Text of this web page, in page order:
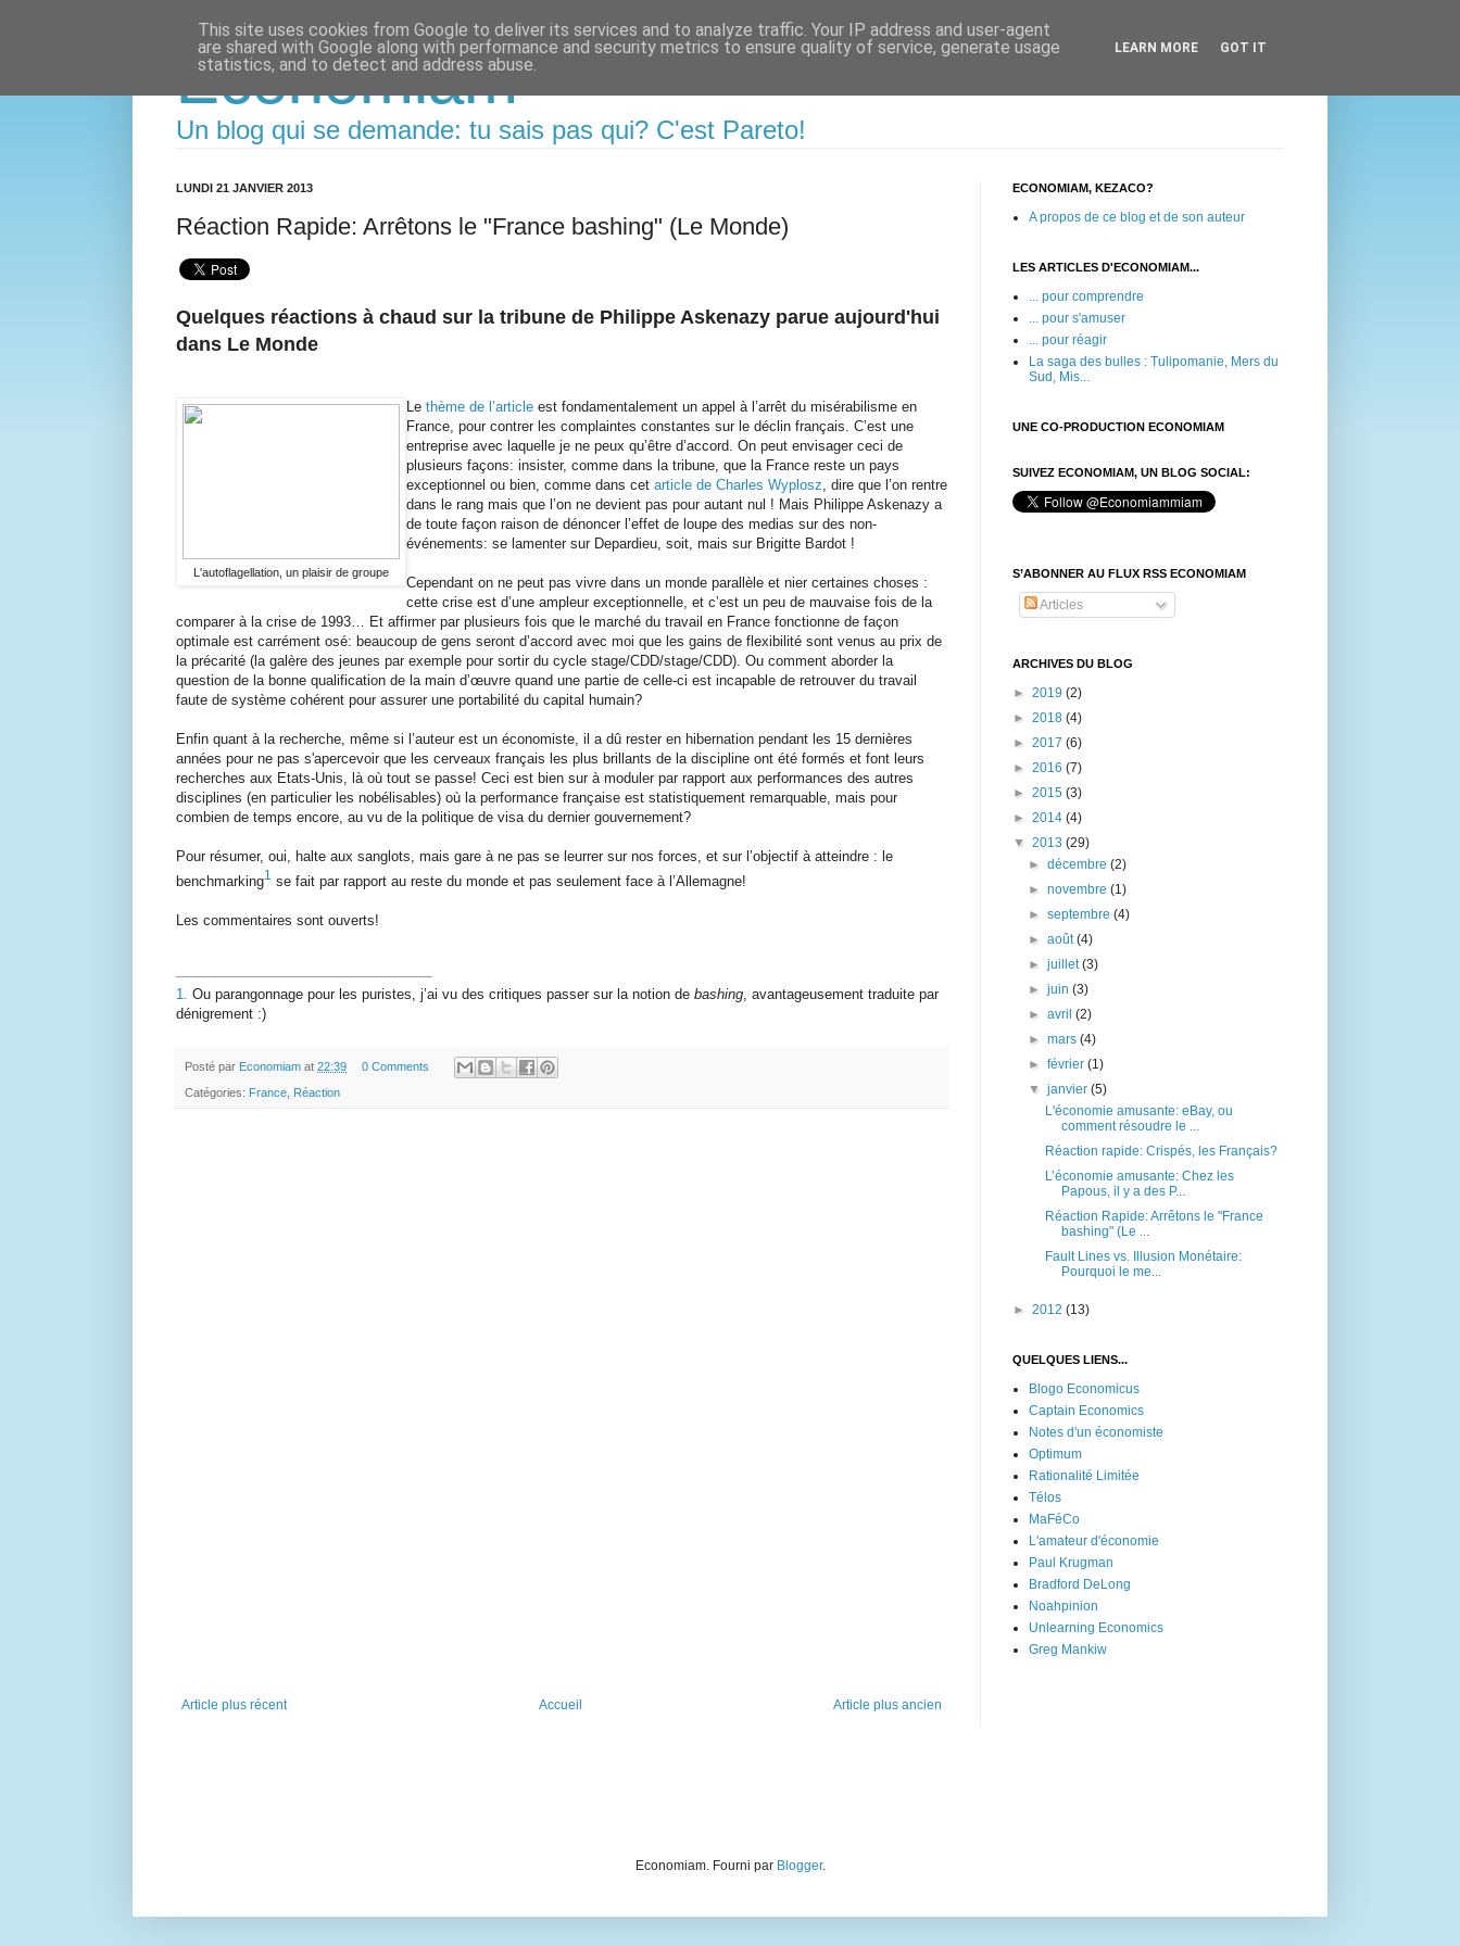
Economiam
Un blog qui se demande: tu sais pas qui? C'est Pareto!
LUNDI 21 JANVIER 2013
Réaction Rapide: Arrêtons le "France bashing" (Le Monde)
Quelques réactions à chaud sur la tribune de Philippe Askenazy parue aujourd'hui
dans Le Monde
L'autoflagellation, un plaisir de groupe
Le thème de l’article est fondamentalement un appel à l’arrêt du misérabilisme en
France, pour contrer les complaintes constantes sur le déclin français. C’est une
entreprise avec laquelle je ne peux qu’être d’accord. On peut envisager ceci de
plusieurs façons: insister, comme dans la tribune, que la France reste un pays
exceptionnel ou bien, comme dans cet article de Charles Wyplosz , dire que l’on rentre
dans le rang mais que l’on ne devient pas pour autant nul ! Mais Philippe Askenazy a
de toute façon raison de dénoncer l’effet de loupe des medias sur des non-
événements: se lamenter sur Depardieu, soit, mais sur Brigitte Bardot !
Cependant on ne peut pas vivre dans un monde parallèle et nier certaines choses :
cette crise est d’une ampleur exceptionnelle, et c’est un peu de mauvaise fois de la
comparer à la crise de 1993… Et affirmer par plusieurs fois que le marché du travail en France fonctionne de façon
optimale est carrément osé: beaucoup de gens seront d’accord avec moi que les gains de flexibilité sont venus au prix de
la précarité (la galère des jeunes par exemple pour sortir du cycle stage/CDD/stage/CDD). Ou comment aborder la
question de la bonne qualification de la main d’œuvre quand une partie de celle-ci est incapable de retrouver du travail
faute de système cohérent pour assurer une portabilité du capital humain?
Enfin quant à la recherche, même si l’auteur est un économiste, il a dû rester en hibernation pendant les 15 dernières
années pour ne pas s'apercevoir que les cerveaux français les plus brillants de la discipline ont été formés et font leurs
recherches aux Etats-Unis, là où tout se passe! Ceci est bien sur à moduler par rapport aux performances des autres
disciplines (en particulier les nobélisables) où la performance française est statistiquement remarquable, mais pour
combien de temps encore, au vu de la politique de visa du dernier gouvernement?
Pour résumer, oui, halte aux sanglots, mais gare à ne pas se leurrer sur nos forces, et sur l’objectif à atteindre : le
benchmarking1 se fait par rapport au reste du monde et pas seulement face à l’Allemagne!
Les commentaires sont ouverts!
1. Ou parangonnage pour les puristes, j’ai vu des critiques passer sur la notion de bashing , avantageusement traduite par
dénigrement :)
Posté par Economiam at 22:39 0 Comments
Catégories: France Réaction
Article plus récent Article plus ancien
Accueil
ECONOMIAM, KEZACO?
A propos de ce blog et de son auteur
LES ARTICLES D'ECONOMIAM...
... pour comprendre
... pour s'amuser
... pour réagir
La saga des bulles : Tulipomanie, Mers du
Sud, Mis...
UNE CO-PRODUCTION ECONOMIAM
SUIVEZ ECONOMIAM, UN BLOG SOCIAL:
S’ABONNER AU FLUX RSS ECONOMIAM
Articles
ARCHIVES DU BLOG
► 2019 (2)
► 2018 (4)
► 2017 (6)
► 2016 (7)
► 2015 (3)
► 2014 (4)
▼ 2013 (29)
►décembre(2)
►novembre(1)
►septembre(4)
►août(4)
►juillet(3)
►juin(3)
►avril(2)
►mars(4)
►février(1)
▼janvier(5)
L'économie amusante: eBay, ou
comment résoudre le ...
Réaction rapide: Crispés, les Français?
L’économie amusante: Chez les
Papous, il y a des P...
Réaction Rapide: Arrêtons le "France
bashing" (Le ...
Fault Lines vs. Illusion Monétaire:
Pourquoi le me...
► 2012 (13)
QUELQUES LIENS...
Blogo Economicus
Captain Economics
Notes d'un économiste
Optimum
Rationalité Limitée
Télos
MaFéCo
L'amateur d'économie
Paul Krugman
Bradford DeLong
Noahpinion
Unlearning Economics
Greg Mankiw
Economiam. Fourni par Blogger.
This site uses cookies from Google to deliver its services and to analyze traffic. Your IP address and user-agent
are shared with Google along with performance and security metrics to ensure quality of service, generate usage
statistics, and to detect and address abuse.
LEARN MORE GOT IT